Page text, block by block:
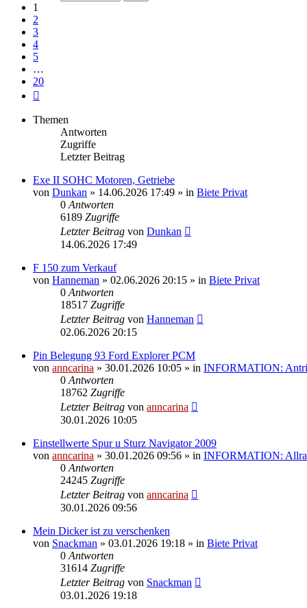
1
2
3
4
5
…
20
Themen
Antworten
Zugriffe
Letzter Beitrag
Exe II SOHC Motoren, Getriebe
von Dunkan » 14.06.2026 17:49 » in Biete Privat
0 Antworten
6189 Zugriffe
Letzter Beitrag von Dunkan
14.06.2026 17:49
F 150 zum Verkauf
von Hanneman » 02.06.2026 20:15 » in Biete Privat
0 Antworten
18517 Zugriffe
Letzter Beitrag von Hanneman
02.06.2026 20:15
Pin Belegung 93 Ford Explorer PCM
von anncarina » 30.01.2026 10:05 » in INFORMATION:
0 Antworten
18762 Zugriffe
Letzter Beitrag von anncarina
30.01.2026 10:05
Einstellwerte Spur u Sturz Navigator 2009
von anncarina » 30.01.2026 09:56 » in INFORMATION:
0 Antworten
24245 Zugriffe
Letzter Beitrag von anncarina
30.01.2026 09:56
Mein Dicker ist zu verschenken
von Snackman » 03.01.2026 19:18 » in Biete Privat
0 Antworten
31614 Zugriffe
Letzter Beitrag von Snackman
03.01.2026 19:18